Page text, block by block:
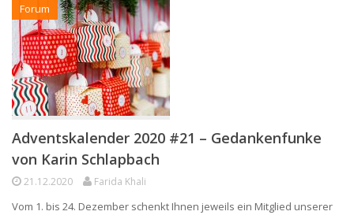
Forum
Adventskalender 2020 #21 – Gedankenfunke
von Karin Schlapbach
21.12.2020 Farida Khali
Vom 1. bis 24. Dezember schenkt Ihnen jeweils ein Mitglied unserer